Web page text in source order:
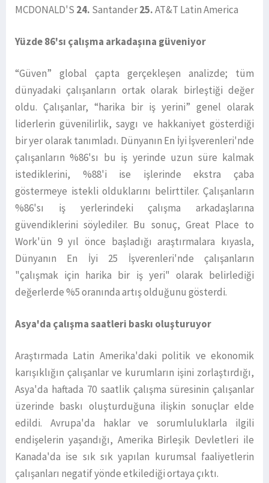
MCDONALD'S 24. Santander25.AT&T Latin America
Yüzde 86'sı çalışma arkadaşına güveniyor
“Güven” global çapta gerçekleşen analizde; tüm
dünyadaki çalışanların ortak olarak birleştiği değer
oldu. Çalışanlar, “harika bir iş yerini” genel olarak
liderlerin güvenilirlik, saygı ve hakkaniyet gösterdiği
bir yer olarak tanımladı. Dünyanın En İyi İşverenleri'nde
çalışanların %86'sı bu iş yerinde uzun süre kalmak
istediklerini, %88'i ise işlerinde ekstra çaba
göstermeye istekli olduklarını belirttiler. Çalışanların
%86'sı iş yerlerindeki çalışma arkadaşlarına
güvendiklerini söylediler. Bu sonuç, Great Place to
Work'ün 9 yıl önce başladığı araştırmalara kıyasla,
Dünyanın En İyi 25 İşverenleri'nde çalışanların
"çalışmak için harika bir iş yeri" olarak belirlediği
değerlerde %5 oranında artış olduğunu gösterdi.
Asya'da çalışma saatleri baskı oluşturuyor
Araştırmada Latin Amerika'daki politik ve ekonomik
karışıklığın çalışanlar ve kurumların işini zorlaştırdığı,
Asya'da haftada 70 saatlik çalışma süresinin çalışanlar
üzerinde baskı oluşturduğuna ilişkin sonuçlar elde
edildi. Avrupa'da haklar ve sorumluluklarla ilgili
endişelerin yaşandığı, Amerika Birleşik Devletleri ile
Kanada'da ise sık sık yapılan kurumsal faaliyetlerin
çalışanları negatif yönde etkilediği ortaya çıktı.